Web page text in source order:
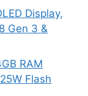
Display,
Gen 3 &
RAM
Flash